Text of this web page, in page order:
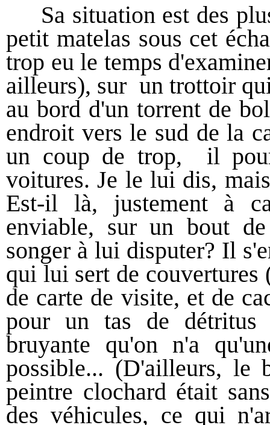
Sa situation est des
petit matelas sous cet
trop eu le temps
ailleurs), sur un trottoir
au bord d'un torrent de
endroit vers le sud de la
un coup de trop, il
voitures. Je le lui dis,
Est-il là, justement à
enviable, sur un bout
songer à lui disputer? Il
qui lui sert de couvertures
de carte de visite, et de
pour un tas de
bruyante qu'on n'a
possible... (D'ailleurs, le
peintre clochard était
des véhicules, ce qui